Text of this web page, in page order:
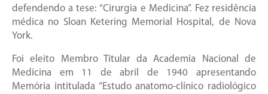
defendendo a tese: “Cirurgia e Medicina”. Fez residência
médica no Sloan Ketering Memorial Hospital, de Nova
York.
Foi eleito Membro Titular da Academia Nacional de
Medicina em 11 de abril de 1940 apresentando
Memória intitulada “Estudo anatomo-clínico radiológico